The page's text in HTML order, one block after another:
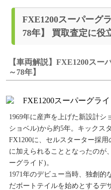
FXE1200スーパーグ
78年】 買取査定
【車両解説】FXE1200スー
～78年】
1969年に産声を上げた新設計シ
ショベル)から約5年。キックス
FX1200に、セルスターター採
に加えられることとなったのが
ーグライド)。
1971年のデビュー当時、独創的
だボートテイルを始めとするデ